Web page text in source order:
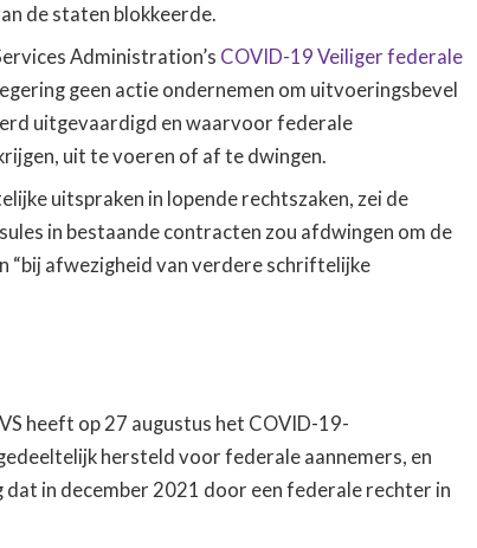
de staten blokkeerde.
Administration’s COVID-19 Veiliger federale
geen actie ondernemen om uitvoeringsbevel
uitgevaardigd en waarvoor federale
uit te voeren of af te dwingen.
uitspraken in lopende rechtszaken, zei de
in bestaande contracten zou afdwingen om de
“bij afwezigheid van verdere schriftelijke
heeft op 27 augustus het COVID-19-
hersteld voor federale aannemers, en
dat in december 2021 door een federale rechter in